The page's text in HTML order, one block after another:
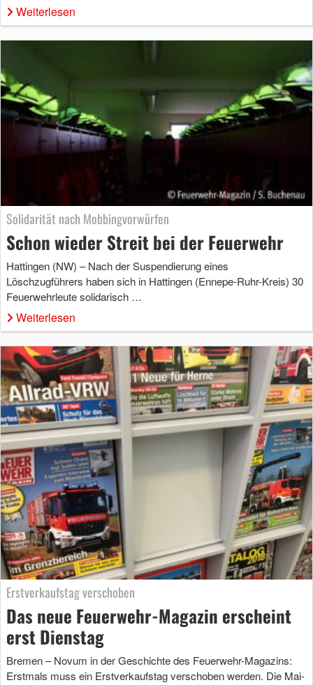
Weiterlesen
Solidarität nach Mobbingvorwürfen
Schon wieder Streit bei der Feuerwehr
Hattingen (NW) – Nach der Suspendierung eines
Löschzugführers haben sich in Hattingen (Ennepe-Ruhr-Kreis) 30
Feuerwehrleute solidarisch …
Weiterlesen
Erstverkaufstag verschoben
Das neue Feuerwehr-Magazin erscheint
erst Dienstag
Bremen – Novum in der Geschichte des Feuerwehr-Magazins:
Erstmals muss ein Erstverkaufstag verschoben werden. Die Mai-